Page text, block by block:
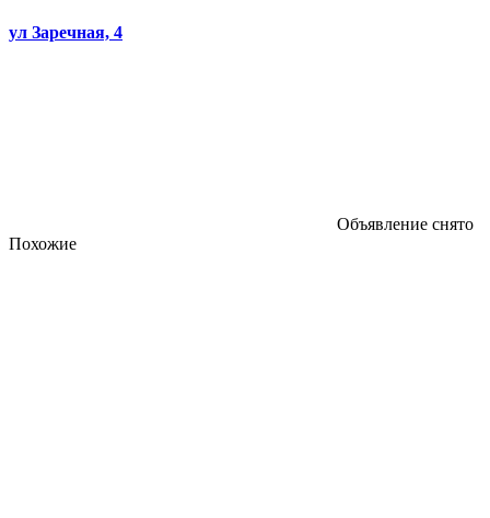
ул Заречная, 4
Объявление снято
Похожие